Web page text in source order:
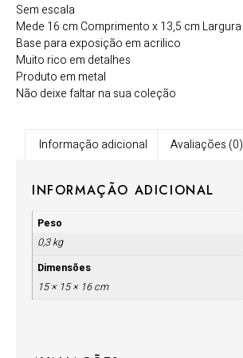
Sem escala
Mede 16 cm Comprimento x 13,5 cm Largura
Base para exposição em acrilico
Muito rico em detalhes
Produto em metal
Não deixe faltar na sua coleção
Informação adicional Avaliações (0)
INFORMAÇÃO ADICIONAL
Peso
0,3 kg
Dimensões
15 × 15 × 16 cm